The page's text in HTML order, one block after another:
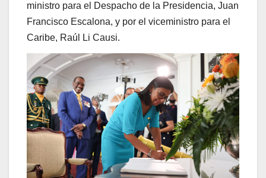
ministro para el Despacho de la Presidencia, Juan
Francisco Escalona, y por el viceministro para el
Caribe, Raúl Li Causi.